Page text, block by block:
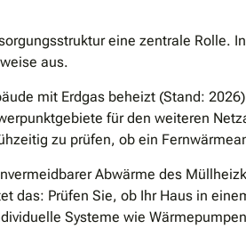
eine zentrale Rolle.
aus.
mit Erdgas beheizt (Stand:
für den weiteren
zu prüfen, ob ein
Abwärme des
das: Prüfen Sie, ob Ihr Haus in
Systeme wie